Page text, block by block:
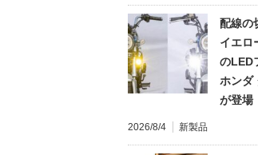
配線の
イエロ
のLED
ホンダ
が登場
2026/8/4 新製品